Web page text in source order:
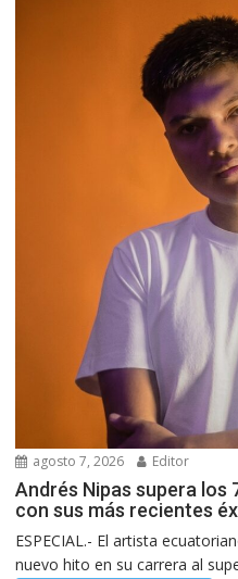
agosto 7, 2026 Editor
Andrés Nipas supera los
con sus más recientes
ESPECIAL.- El artista
nuevo hito en su carrera al